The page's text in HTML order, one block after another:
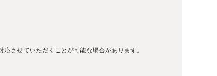
応させていただくことが可能な場合があります。